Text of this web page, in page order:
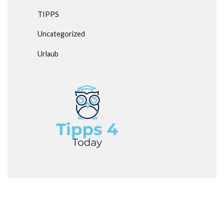
TIPPS
Uncategorized
Urlaub